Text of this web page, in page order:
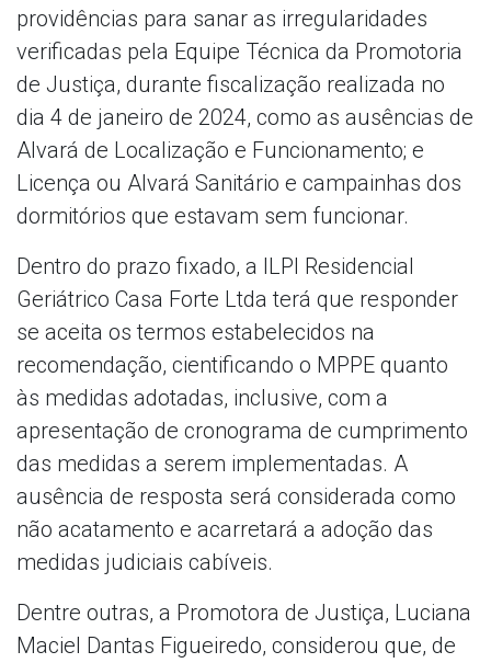
providências para sanar as irregularidades
verificadas pela Equipe Técnica da Promotoria
de Justiça, durante fiscalização realizada no
dia 4 de janeiro de 2024, como as ausências de
Alvará de Localização e Funcionamento; e
Licença ou Alvará Sanitário e campainhas dos
dormitórios que estavam sem funcionar.
Dentro do prazo fixado, a ILPI Residencial
Geriátrico Casa Forte Ltda terá que responder
se aceita os termos estabelecidos na
recomendação, cientificando o MPPE quanto
às medidas adotadas, inclusive, com a
apresentação de cronograma de cumprimento
das medidas a serem implementadas. A
ausência de resposta será considerada como
não acatamento e acarretará a adoção das
medidas judiciais cabíveis.
Dentre outras, a Promotora de Justiça, Luciana
Maciel Dantas Figueiredo, considerou que, de